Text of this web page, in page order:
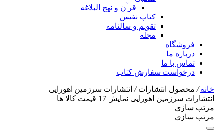
قرآن و نهج البلاغه
کتاب نفیس
تقویم و سالنامه
مجله
فروشگاه
درباره ما
تماس با ما
درخواست سفارش کتاب
خانه/ محصول انتشارات/ انتشارات سرزمین اهورایی
انتشارات سرزمین اهورایی نمایش 17 قیمت کالا ها
مرتب سازی
مرتب سازی